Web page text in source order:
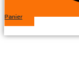
Panier